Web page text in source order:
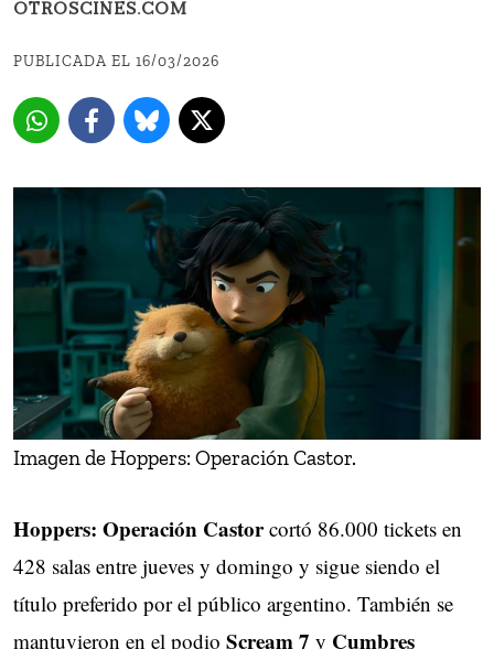
OTROSCINES.COM
PUBLICADA EL 16/03/2026
Imagen de Hoppers: Operación Castor.
Hoppers: Operación Castorcortó 86.000 tickets en
428 salas entre jueves y domingo y sigue siendo el
título preferido por el público argentino. También se
mantuvieron en el podio Scream 7 y Cumbres